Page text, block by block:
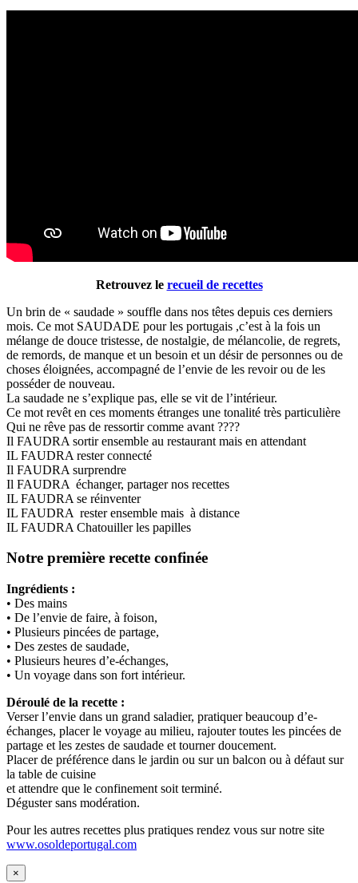
Retrouvez le recueil de recettes
Un brin de « saudade » souffle dans nos têtes depuis ces derniers
mois. Ce mot SAUDADE pour les portugais ,c’est à la fois un
mélange de douce tristesse, de nostalgie, de mélancolie, de regrets,
de remords, de manque et un besoin et un désir de personnes ou de
choses éloignées, accompagné de l’envie de les revoir ou de les
posséder de nouveau.
La saudade ne s’explique pas, elle se vit de l’intérieur.
Ce mot revêt en ces moments étranges une tonalité très particulière
Qui ne rêve pas de ressortir comme avant ????
Il FAUDRA sortir ensemble au restaurant mais en attendant
IL FAUDRA rester connecté
Il FAUDRA surprendre
Il FAUDRA échanger, partager nos recettes
IL FAUDRA se réinventer
IL FAUDRA rester ensemble mais à distance
IL FAUDRA Chatouiller les papilles
Notre première recette confinée
Ingrédients :
• Des mains
• De l’envie de faire, à foison,
• Plusieurs pincées de partage,
• Des zestes de saudade,
• Plusieurs heures d’e-échanges,
• Un voyage dans son fort intérieur.
Déroulé de la recette :
Verser l’envie dans un grand saladier, pratiquer beaucoup d’e-
échanges, placer le voyage au milieu, rajouter toutes les pincées de
partage et les zestes de saudade et tourner doucement.
Placer de préférence dans le jardin ou sur un balcon ou à défaut sur
la table de cuisine
et attendre que le confinement soit terminé.
Déguster sans modération.
Pour les autres recettes plus pratiques rendez vous sur notre site
www.osoldeportugal.com
×